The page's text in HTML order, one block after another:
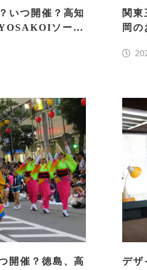
いつ開催？高知
ソーラ
関東
岡
開催？徳島、高
デザ